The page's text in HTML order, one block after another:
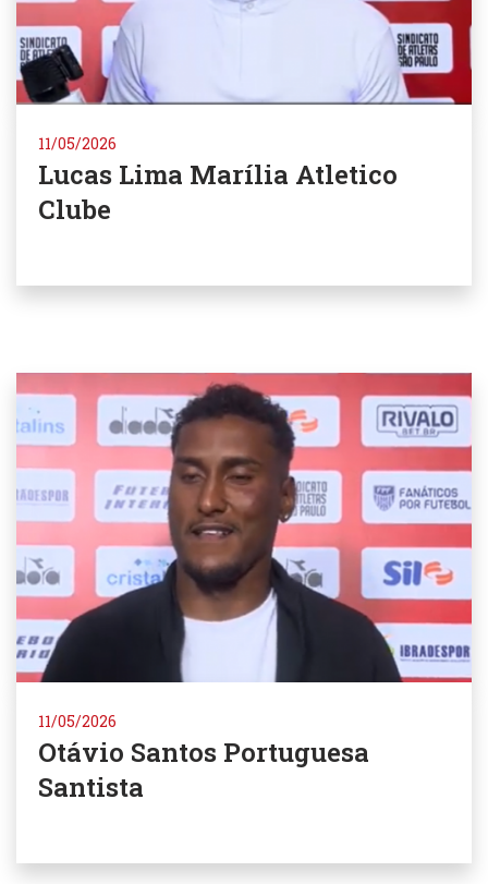
11/05/2026
Lucas Lima Marília Atletico
Clube
11/05/2026
Otávio Santos Portuguesa
Santista